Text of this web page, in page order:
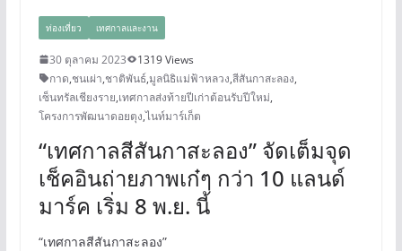
ท่องเที่ยว เทศกาลและงาน
30 ตุลาคม 2023
1319 Views
กาด,ชนเผ่า,ชาติพันธ์,มูลนิธิแม่ฟ้าหลวง,สีสันกาสะลอง,
เซ็นทรัลเชียงราย,เทศกาลส่งท้ายปีเก่าต้อนรับปีใหม่,
โครงการพัฒนาดอยตุง,ไนท์มาร์เก็ต
“เทศกาลสีสันกาสะลอง” จัดเต็มจุด
เช็คอินถ่ายภาพเก๋ๆ กว่า 10 แลนด์
มาร์ค เริ่ม 8 พ.ย. นี้
“เทศกาลสีสันกาสะลอง”